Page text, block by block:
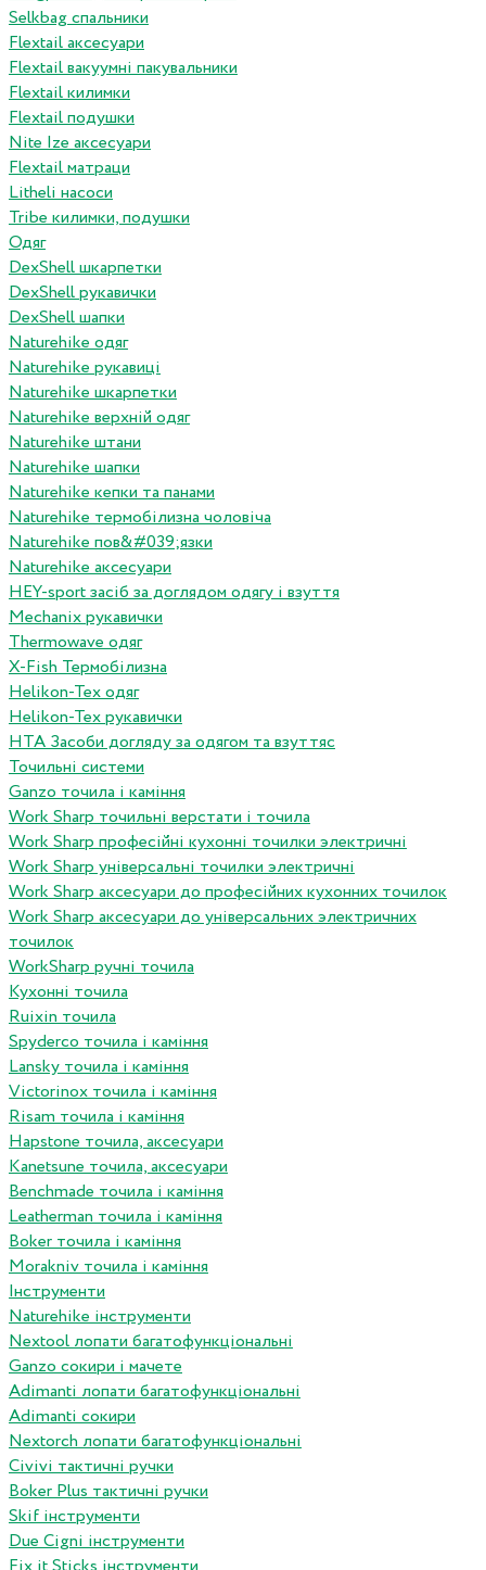
Selkbag спальники
Flextail аксесуари
Flextail вакуумні пакувальники
Flextail килимки
Flextail подушки
Nite Ize аксесуари
Flextail матраци
Litheli насоси
Tribe килимки, подушки
Одяг
DexShell шкарпетки
DexShell рукавички
DexShell шапки
Naturehike одяг
Naturehike рукавиці
Naturehike шкарпетки
Naturehike верхній одяг
Naturehike штани
Naturehike шапки
Naturehike кепки та панами
Naturehike термобілизна чоловіча
Naturehike пов&#039;язки
Naturehike аксесуари
HEY-sport засіб за доглядом одягу і взуття
Mechanix рукавички
Thermowave одяг
X-Fish Термобілизна
Helikon-Tex одяг
Helikon-Tex рукавички
HTA Засоби догляду за одягом та взуттяс
Точильні системи
Ganzo точила і каміння
Work Sharp точильні верстати і точила
Work Sharp професiйнi кухоннi точилки электричнi
Work Sharp унiверсальнi точилки электричнi
Work Sharp аксесуари до професiйних кухонних точилок
Work Sharp аксесуари до унiверсальних электричних
точилок
WorkSharp ручні точила
Кухонні точила
Ruixin точила
Spyderco точила і каміння
Lansky точила і каміння
Victorinox точила і каміння
Risam точила і каміння
Hapstone точила, аксесуари
Kanetsune точила, аксесуари
Benchmade точила і каміння
Leatherman точила і каміння
Boker точила і каміння
Morakniv точила і каміння
Інструменти
Naturehike інструменти
Nextool лопати багатофункціональні
Ganzo сокири і мачете
Adimanti лопати багатофункціональні
Adimanti сокири
Nextorch лопати багатофункціональні
Сivivi тактичні ручки
Boker Plus тактичні ручки
Skif інструменти
Due Cigni інструменти